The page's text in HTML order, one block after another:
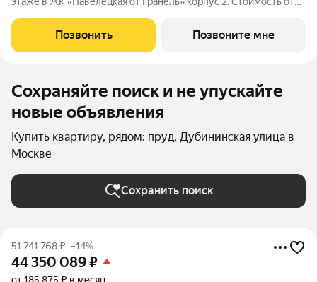
окна во двор. «Павелецкая от Гранель» проект бизнес-класса в
историческом
Позвонить Позвоните мне
Сохраняйте поиск и не упускайте
новые объявления
Купить квартиру, рядом: пруд, Дубининская улица в
Москве
Сохранить поиск
51 741 768₽ –14%
44 350 089₽